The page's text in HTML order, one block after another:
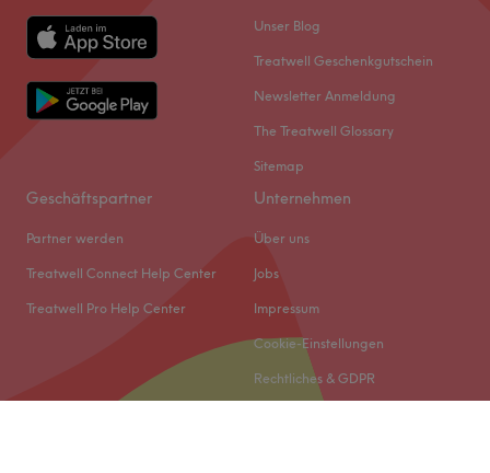
Unser Blog
Treatwell Geschenkgutschein
Newsletter Anmeldung
The Treatwell Glossary
Sitemap
Geschäftspartner
Partner werden
Treatwell Connect Help Center
Treatwell Pro Help Center
Unternehmen
Über uns
Jobs
Impressum
Cookie-Einstellungen
Rechtliches & GDPR